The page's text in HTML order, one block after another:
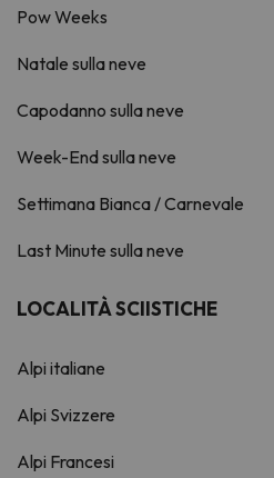
Pow Weeks
Natale sulla neve
Capodanno sulla neve
Week-End sulla neve
Settimana Bianca / Carnevale
Last Minute sulla neve
LOCALITÀ SCIISTICHE
Alpi italiane
Alpi Svizzere
Alpi Francesi